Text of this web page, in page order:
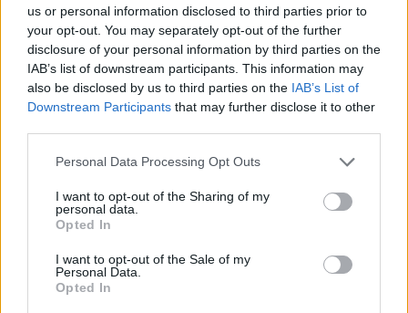
us or personal information disclosed to third parties prior to
your opt-out. You may separately opt-out of the further
disclosure of your personal information by third parties on the
IAB’s list of downstream participants. This information may
also be disclosed by us to third parties on the IAB’s List of
Downstream Participants that may further disclose it to other
Please note that this website/app uses one or more Google
not limited to your visit or usage behaviour. You may click to
grant or deny consent to Google and its third-party tags to
use your data for below specified purposes in below Google
consent section.
Personal Data Processing Opt Outs
I want to opt-out of the Sharing of my
personal data.
Opted In
I want to opt-out of the Sale of my
Personal Data.
Opted In
Svezia.
Stoccolma, agosto 2013
ALEX CORLAZZOLI
chef